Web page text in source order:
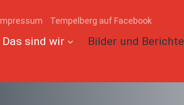
Impressum Tempelberg auf Facebook
Das sind wir Bilder und Berichte